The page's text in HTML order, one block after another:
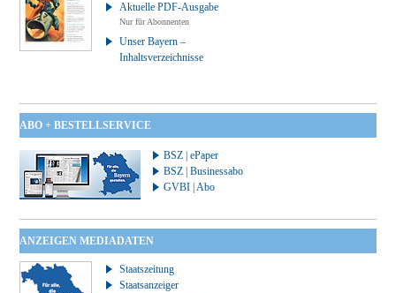
Aktuelle PDF-Ausgabe
Nur für Abonnenten
Unser Bayern –
Inhaltsverzeichnisse
ABO + BESTELLSERVICE
BSZ | ePaper
BSZ | Businessabo
GVBI | Abo
ANZEIGEN MEDIADATEN
Staatszeitung
Staatsanzeiger